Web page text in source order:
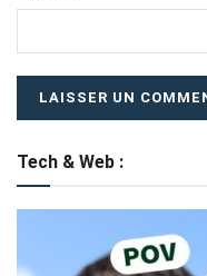
Tech & Web :